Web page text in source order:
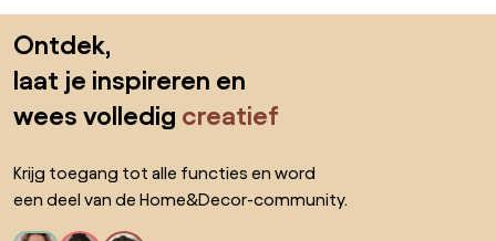
Ontdek,
laat je inspireren en
wees volledig creatief
Krijg toegang tot alle functies en word
een deel van de Home&Decor-community.